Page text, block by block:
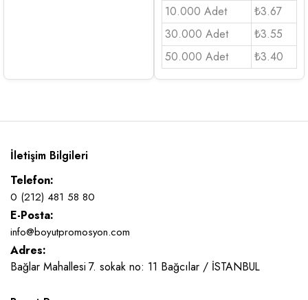
10.000 Adet
₺3.67
30.000 Adet
₺3.55
50.000 Adet
₺3.40
İletişim Bilgileri
Telefon:
0 (212) 481 58 80
E-Posta:
info@boyutpromosyon.com
Adres:
Bağlar Mahallesi 7. sokak no: 11 Bağcılar / İSTANBUL